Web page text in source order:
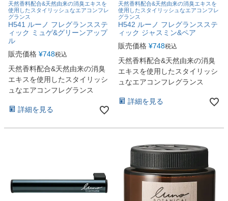
天然香料配合&天然由来の消臭エキスを
使用したスタイリッシュなエアコンフレ
グランス
H541 ルーノ フレグランスステ
ィック ミュゲ&グリーンアップ
ル
販売価格 ¥748税込
天然香料配合&天然由来の消臭
エキスを使用したスタイリッシ
ュなエアコンフレグランス
詳細を見る
天然香料配合&天然由来の消臭エキスを
使用したスタイリッシュなエアコンフレ
グランス
H542 ルーノ フレグランスステ
ィック ジャスミン&ペア
販売価格 ¥748税込
天然香料配合&天然由来の消臭
エキスを使用したスタイリッシ
ュなエアコンフレグランス
詳細を見る